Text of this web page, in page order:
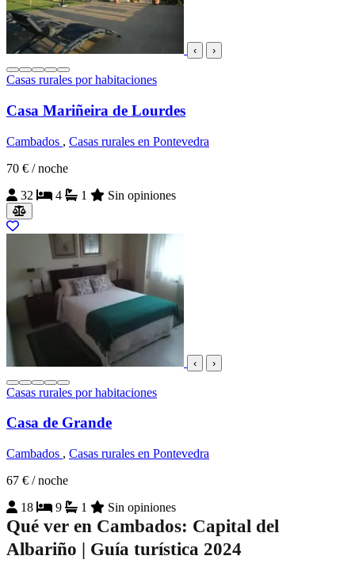
‹ ›
Casas rurales por habitaciones
Casa Mariñeira de Lourdes
Cambados , Casas rurales en Pontevedra
70 € / noche
32
4 1 Sin opiniones
‹ ›
Casas rurales por habitaciones
Casa de Grande
Cambados , Casas rurales en Pontevedra
67 € / noche
18
9 1 Sin opiniones
Qué ver en Cambados: Capital del
Albariño | Guía turística 2024